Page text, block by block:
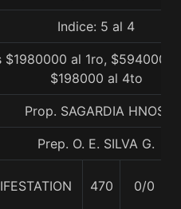
Indice: 5 al 4
$1980000 al 1ro, $594000
$198000 al 4to
Prop. SAGARDIA HNOS.
Prep. O. E. SILVA G.
470 0/0